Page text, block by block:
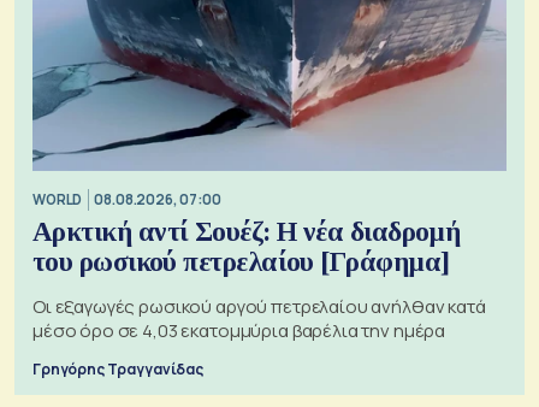
WORLD 08.08.2026, 07:00
Αρκτική αντί Σουέζ: Η νέα διαδρομή
του ρωσικού πετρελαίου [Γράφημα]
Οι εξαγωγές ρωσικού αργού πετρελαίου ανήλθαν κατά
μέσο όρο σε 4,03 εκατομμύρια βαρέλια την ημέρα
Γρηγόρης Τραγγανίδας